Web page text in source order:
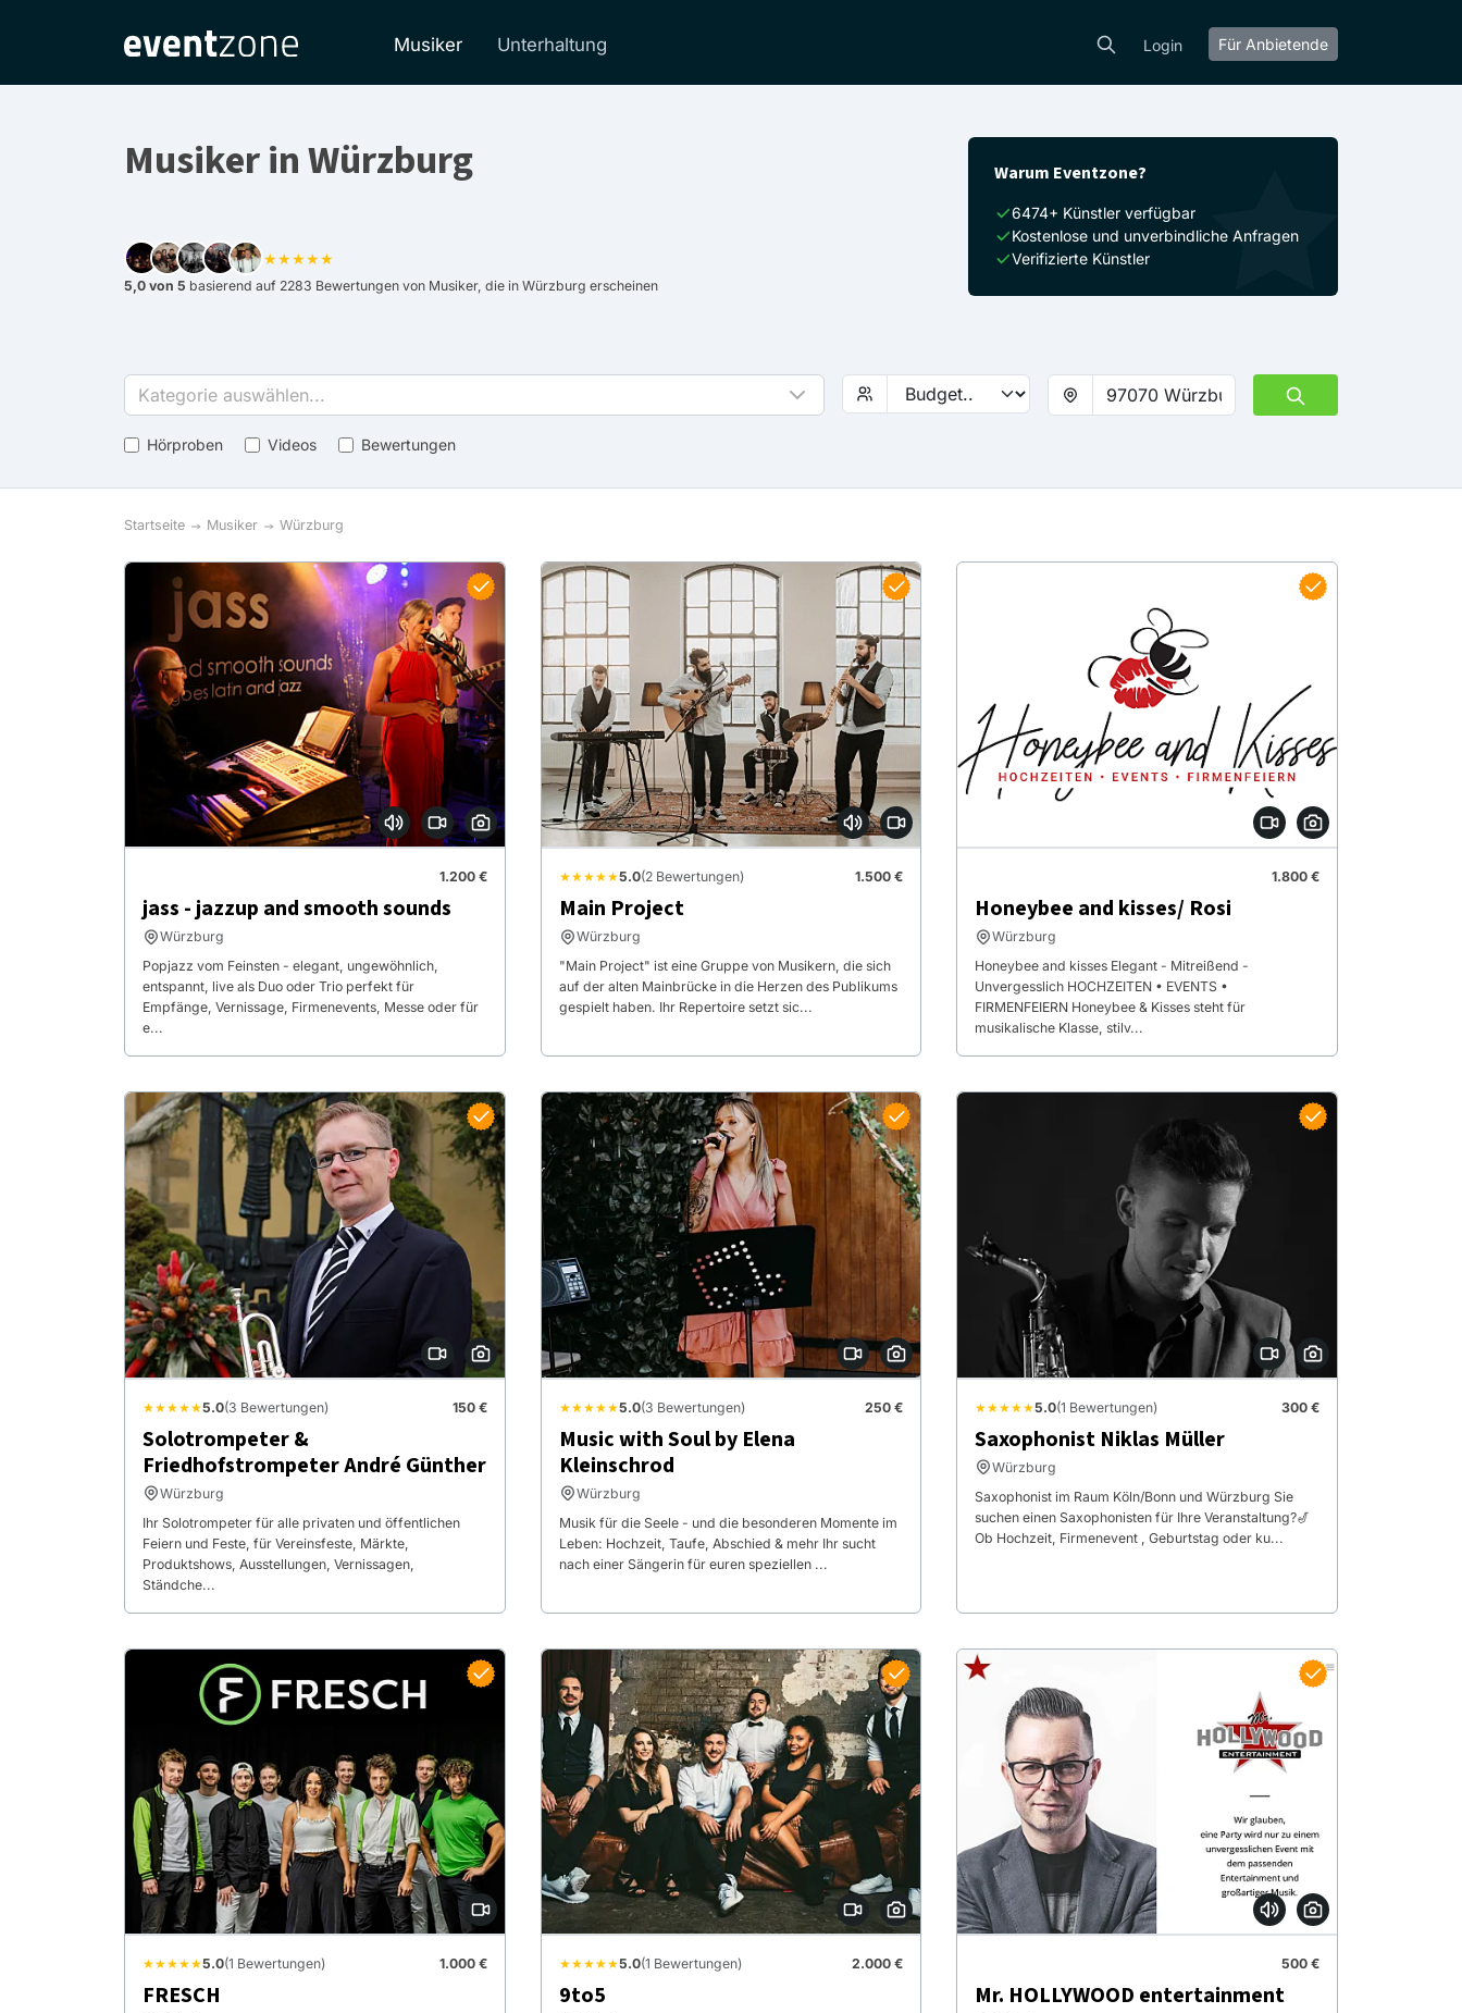
Musiker Unterhaltung Login Für Anbietende
Musiker in Würzburg
★★★★★
5,0 von 5 basierend auf 2283 Bewertungen von Musiker, die in Würzburg erscheinen
Warum Eventzone?
6474+ Künstler verfügbar
Kostenlose und unverbindliche Anfragen
Verifizierte Künstler
Kategorie auswählen...
Hörproben Videos Bewertungen
Startseite Musiker Würzburg
1.200 €
jass - jazzup and smooth sounds
Würzburg
Popjazz vom Feinsten - elegant, ungewöhnlich,
entspannt, live als Duo oder Trio perfekt für
Empfänge, Vernissage, Firmenevents, Messe oder für
e...
★★★★★5.0(2 Bewertungen) 1.500 €
Main Project
Würzburg
"Main Project" ist eine Gruppe von Musikern, die sich
auf der alten Mainbrücke in die Herzen des Publikums
gespielt haben. Ihr Repertoire setzt sic...
1.800 €
Honeybee and kisses/ Rosi
Würzburg
Honeybee and kisses Elegant - Mitreißend -
Unvergesslich HOCHZEITEN • EVENTS •
FIRMENFEIERN Honeybee & Kisses steht für
musikalische Klasse, stilv...
★★★★★5.0(3 Bewertungen) 150 €
Solotrompeter &
Friedhofstrompeter André Günther
Würzburg
Ihr Solotrompeter für alle privaten und öffentlichen
Feiern und Feste, für Vereinsfeste, Märkte,
Produktshows, Ausstellungen, Vernissagen,
Ständche...
★★★★★5.0(3 Bewertungen) 250 €
Music with Soul by Elena
Kleinschrod
Würzburg
Musik für die Seele - und die besonderen Momente im
Leben: Hochzeit, Taufe, Abschied & mehr Ihr sucht
nach einer Sängerin für euren speziellen ...
★★★★★5.0(1 Bewertungen) 300 €
Saxophonist Niklas Müller
Würzburg
Saxophonist im Raum Köln/Bonn und Würzburg Sie
suchen einen Saxophonisten für Ihre Veranstaltung?🎷
Ob Hochzeit, Firmenevent , Geburtstag oder ku...
★★★★★5.0(1 Bewertungen) 1.000 €
FRESCH
★★★★★5.0(1 Bewertungen) 2.000 €
9to5
500 €
Mr. HOLLYWOOD entertainment